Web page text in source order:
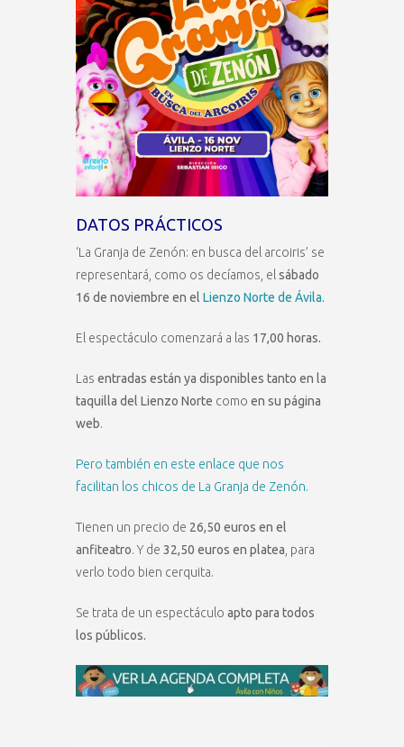
DATOS PRÁCTICOS
‘La Granja de Zenón: en busca del arcoiris’ se
representará, como os decíamos, elsábado
16 de noviembre en el Lienzo Norte de Ávila.
El espectáculo comenzará a las 17,00 horas.
Las entradas están ya disponibles tanto en la
taquilla del Lienzo Norte como en su página
web.
Pero también en este enlace que nos
facilitan los chicos de La Granja de Zenón.
Tienen un precio de 26,50 euros en el
anfiteatro. Y de 32,50 euros en platea, para
verlo todo bien cerquita.
Se trata de un espectáculo apto para todos
los públicos.